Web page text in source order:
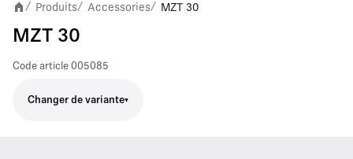
/ Produits/ Accessories/ MZT 30
MZT 30
Code article 005085
Changer de variante